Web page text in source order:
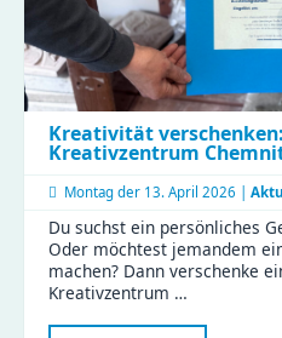
Kreativität
Kreativzentrum
Montag der 13. April 2026 |
Du suchst ein persönliches
Oder möchtest jemandem
machen? Dann verschenke
Kreativzentrum …